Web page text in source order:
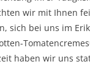
wir mit Ihnen
sich bei uns im
haben wir uns